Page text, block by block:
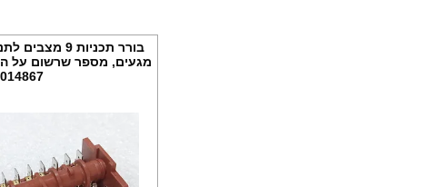
014867